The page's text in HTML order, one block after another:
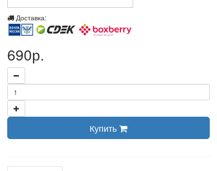
Доставка:
690р.
Купить